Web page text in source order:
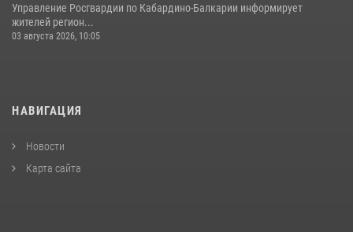
Управление Росгвардии по Кабардино-Балкарии информирует
жителей регион...
03 августа 2026, 10:05
НАВИГАЦИЯ
Новости
Карта сайта